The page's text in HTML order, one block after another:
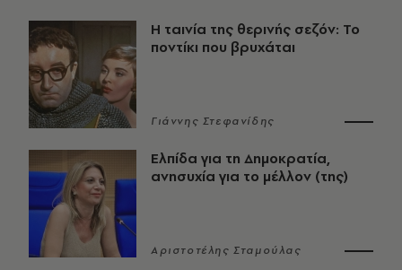
Η ταινία της θερινής σεζόν: Το
ποντίκι που βρυχάται
Γιάννης Στεφανίδης
Ελπίδα για τη Δημοκρατία,
ανησυχία για το μέλλον (της)
Αριστοτέλης Σταμούλας